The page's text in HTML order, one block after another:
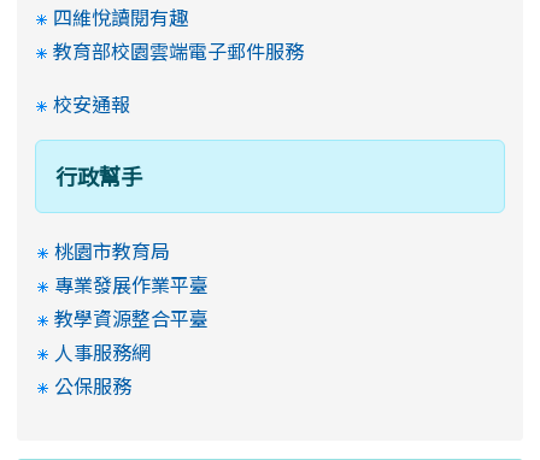
四維悅讀閱有趣
教育部校園雲端電子郵件服務
校安通報
行政幫手
桃園市教育局
專業發展作業平臺
教學資源整合平臺
人事服務網
公保服務